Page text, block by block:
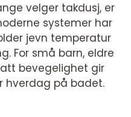
velger takdusj, er
systemer har
jevn temperatur
For små barn, eldre
bevegelighet gir
hverdag på badet.